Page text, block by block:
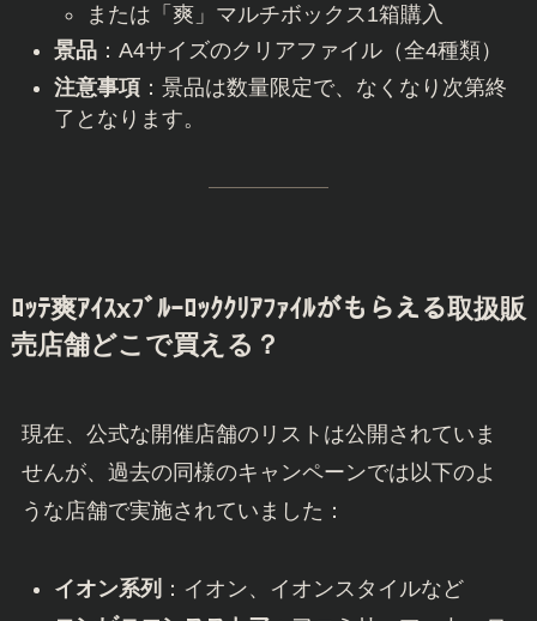
または「爽」マルチボックス1箱購入
景品：A4サイズのクリアファイル（全4種類）
注意事項：景品は数量限定で、なくなり次第終
了となります。
ﾛｯﾃ爽ｱｲｽxﾌﾞﾙｰﾛｯｸｸﾘｱﾌｧｲﾙがもらえる取扱販
売店舗どこで買える？
現在、公式な開催店舗のリストは公開されていま
せんが、過去の同様のキャンペーンでは以下のよ
うな店舗で実施されていました：
イオン系列 ：イオン、イオンスタイルなど